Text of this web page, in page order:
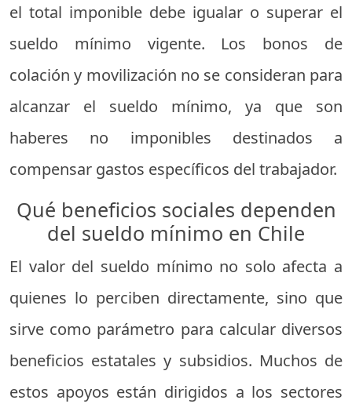
el total imponible debe igualar o superar el
sueldo mínimo vigente. Los bonos de
colación y movilización no se consideran para
alcanzar el sueldo mínimo, ya que son
haberes no imponibles destinados a
compensar gastos específicos del trabajador.
Qué beneficios sociales dependen
del sueldo mínimo en Chile
El valor del sueldo mínimo no solo afecta a
quienes lo perciben directamente, sino que
sirve como parámetro para calcular diversos
beneficios estatales y subsidios. Muchos de
estos apoyos están dirigidos a los sectores